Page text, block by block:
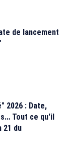
de lancement
2026 : Date,
Tout ce qu'il
21 du